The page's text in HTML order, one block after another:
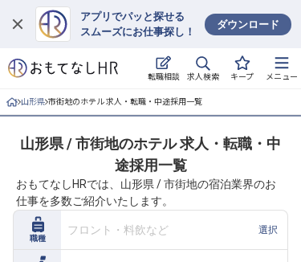
アプリでパッと探せる
スムーズにお仕事探し！
ダウンロード
転職相談 求人検索 キープ メニュー
ログイン
求人・施設を探す
就職・転職 合同説明会
おもてなしHRについて
ご利用の流れ
山形県 市街地のホテル 求人・転職・中途採用一覧
山形県 / 市街地のホテル 求人・転職・中
途採用一覧
おもてなしHRでは、山形県 / 市街地の宿泊業界のお
仕事を多数ご紹介いたします。
職種
フロント・料飲など 選択